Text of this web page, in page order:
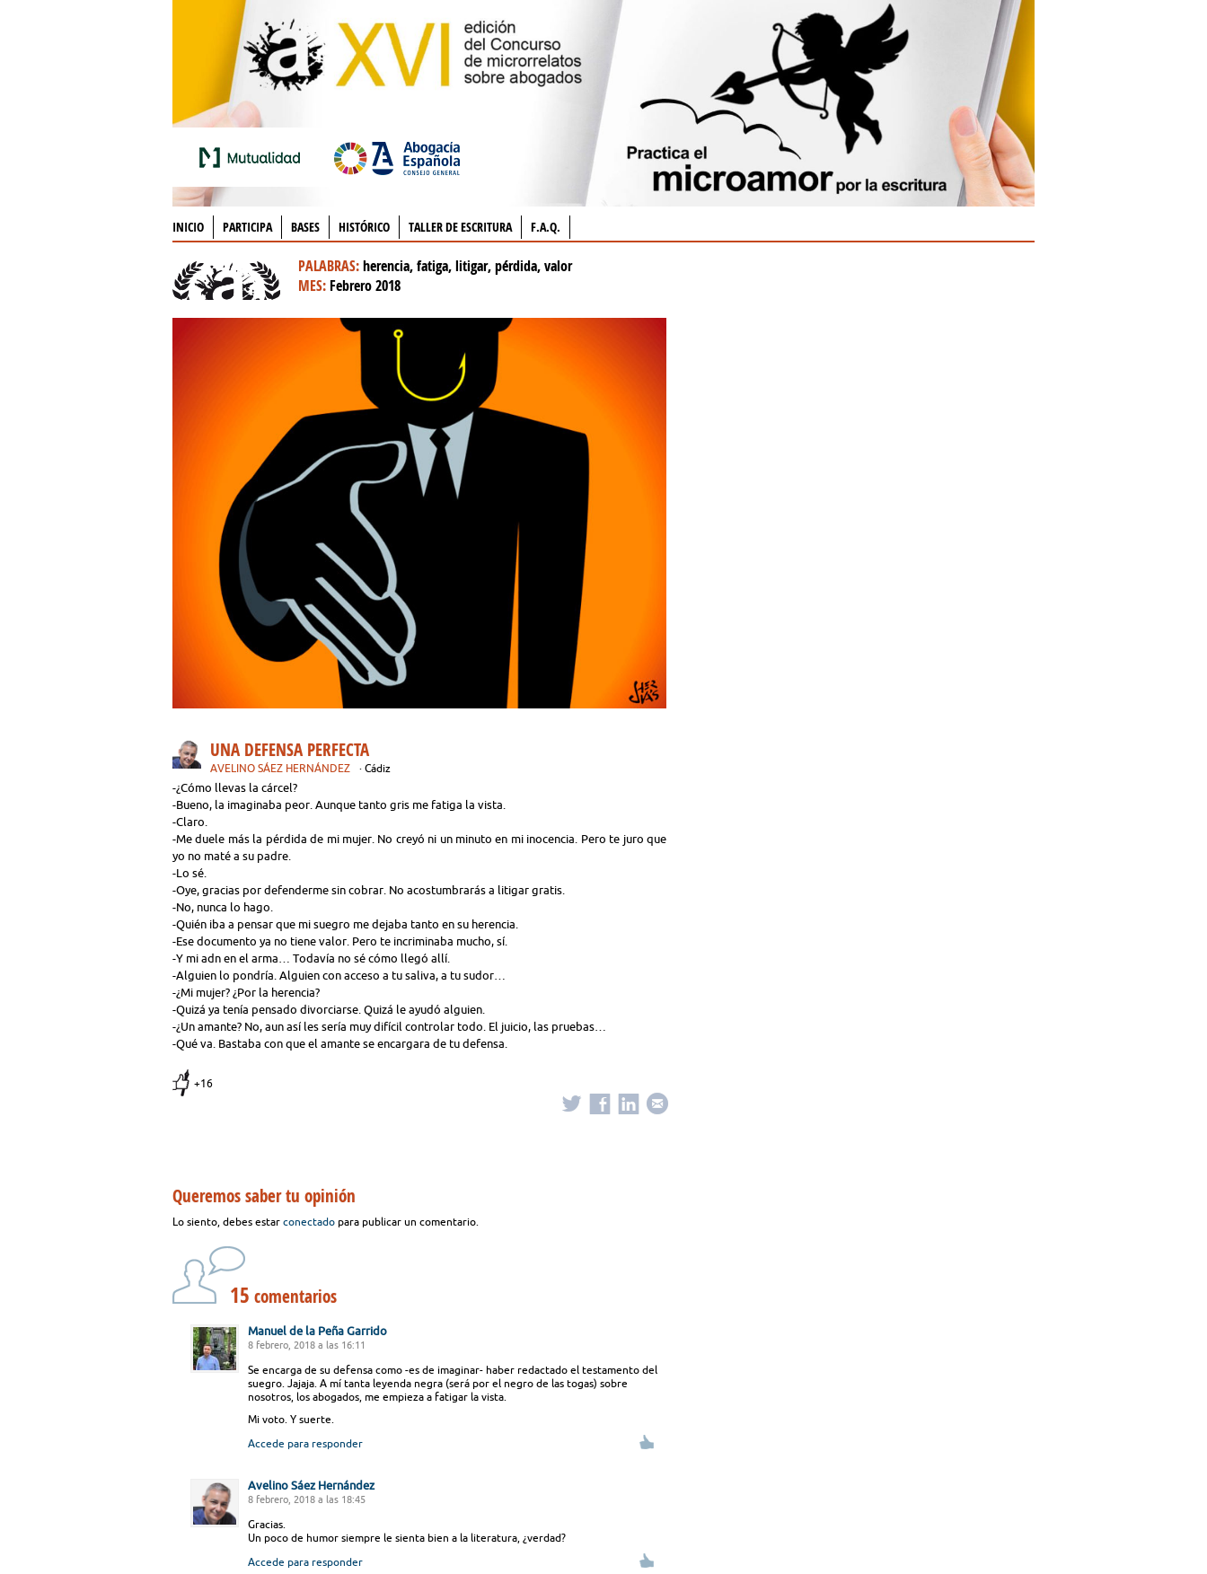
INICIO PARTICIPA BASES HISTÓRICO TALLER DE ESCRITURA F.A.Q.
PALABRAS:herencia, fatiga, litigar, pérdida, valor
MES: Febrero 2018
UNA DEFENSA PERFECTA
AVELINO SÁEZ HERNÁNDEZ · Cádiz
-¿Cómo llevas la cárcel?
-Bueno, la imaginaba peor. Aunque tanto gris me fatiga la vista.
-Claro.
-Me duele más la pérdida de mi mujer. No creyó ni un minuto en mi inocencia. Pero te juro que
yo no maté a su padre.
-Lo sé.
-Oye, gracias por defenderme sin cobrar. No acostumbrarás a litigar gratis.
-No, nunca lo hago.
-Quién iba a pensar que mi suegro me dejaba tanto en su herencia.
-Ese documento ya no tiene valor. Pero te incriminaba mucho, sí.
-Y mi adn en el arma… Todavía no sé cómo llegó allí.
-Alguien lo pondría. Alguien con acceso a tu saliva, a tu sudor…
-¿Mi mujer? ¿Por la herencia?
-Quizá ya tenía pensado divorciarse. Quizá le ayudó alguien.
-¿Un amante? No, aun así les sería muy difícil controlar todo. El juicio, las pruebas…
-Qué va. Bastaba con que el amante se encargara de tu defensa.
+16
Queremos saber tu opinión
Lo siento, debes estar conectado para publicar un comentario.
15 comentarios
Manuel de la Peña Garrido
8 febrero, 2018 a las 16:11
Se encarga de su defensa como -es de imaginar- haber redactado el testamento del
suegro. Jajaja. A mí tanta leyenda negra (será por el negro de las togas) sobre
nosotros, los abogados, me empieza a fatigar la vista.
Mi voto. Y suerte.
Accede para responder
Avelino Sáez Hernández
8 febrero, 2018 a las 18:45
Gracias.
Un poco de humor siempre le sienta bien a la literatura, ¿verdad?
Accede para responder